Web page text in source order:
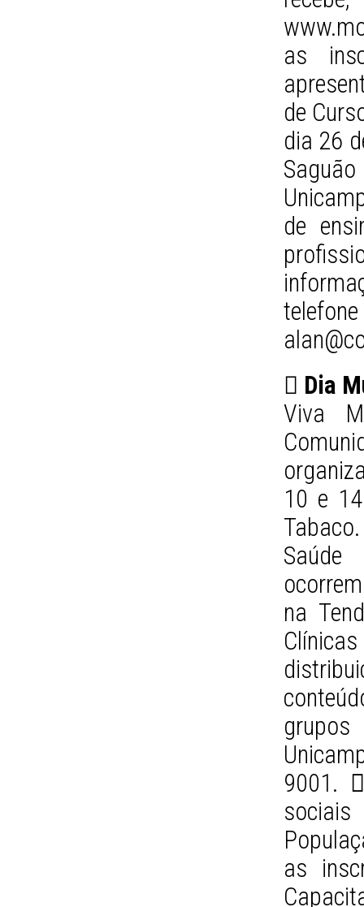
as
de
dia 26
de
 Dia
Viva
10 e
na
9001.
as